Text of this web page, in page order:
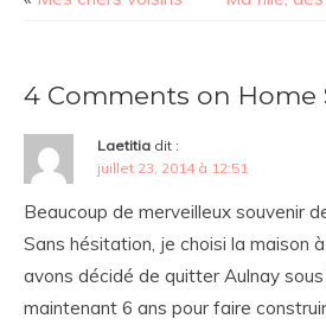
4 Comments on Home
Laetitia dit :
juillet 23, 2014 à 12:51
Beaucoup de merveilleux souvenir
Sans hésitation, je choisi la maison
avons décidé de quitter Aulnay
maintenant 6 ans pour faire